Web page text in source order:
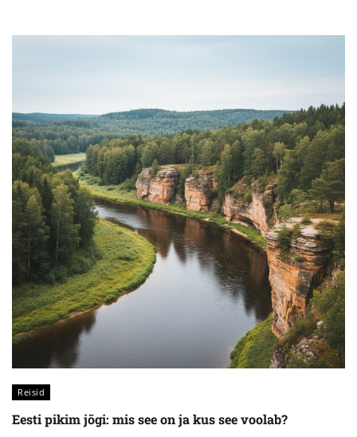
Reisid
Eesti pikim jõgi: mis see on ja kus see voolab?